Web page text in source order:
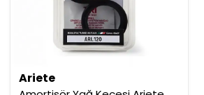
Ariete